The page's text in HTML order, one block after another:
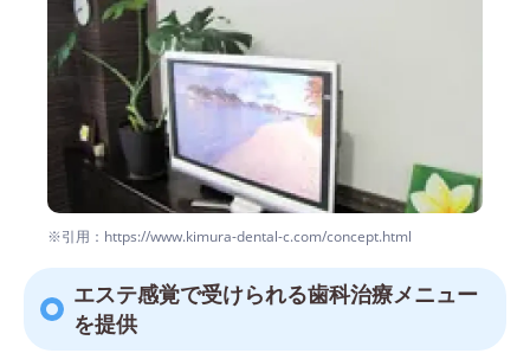
※引用：https://www.kimura-dental-c.com/concept.html
エステ感覚で受けられる歯科治療メニュー
を提供